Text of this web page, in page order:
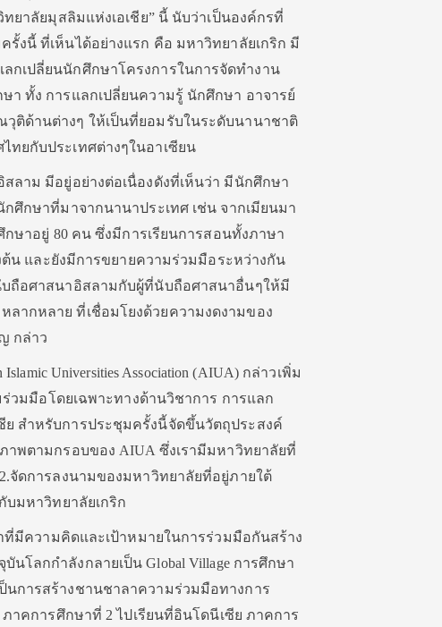
ทยาลัยมุสลิมแห่งเอเชีย” นี้ นับว่าเป็นองค์กรที่
งนี้ ที่เห็นได้อย่างแรก คือ มหาวิทยาลัยเกริก มี
กเปลี่ยนนักศึกษาโครงการในการจัดทำงาน
ทั้ง การแลกเปลี่ยนความรู้ นักศึกษา อาจารย์
ติด้านต่างๆ ให้เป็นที่ยอมรับในระดับนานาชาติ
ทยกับประเทศต่างๆในอาเซียน
ลาม มีอยู่อย่างต่อเนื่องดังที่เห็นว่า มีนักศึกษา
ศึกษาที่มาจากนานาประเทศ เช่น จากเมียนมา
ษาอยู่ 80 คน ซึ่งมีการเรียนการสอนทั้งภาษา
น และยังมีการขยายความร่วมมือระหว่างกัน
บถือศาสนาอิสลามกับผู้ที่นับถือศาสนาอื่นๆให้มี
ากหลาย ที่เชื่อมโยงด้วยความงดงามของ
กล่าว
Universities Association (AIUA) กล่าวเพิ่ม
ร่วมมือโดย​เฉพาะ​ทางด้านวิชาการ การแลก
ย สำหรับการประชุมครั้งนี้จัดขึ้นวัตถุประสงค์
พตามกรอบของ AIUA ซึ่งเรามีมหาวิทยาลัยที่
จัดการลงนามของมหาวิทยาลัยที่อยู่ภายใต้
บมหาวิทยาลัยเกริก
ที่มีความคิดและเป้าหมายในการร่วมมือกันสร้าง
โลกกำลังกลายเป็น Global Village การศึกษา
นการสร้างชานชาลาความร่วมมือทางการ
าคการศึกษาที่ 2​ ไปเรียนที่อินโดนีเซีย ภาคการ